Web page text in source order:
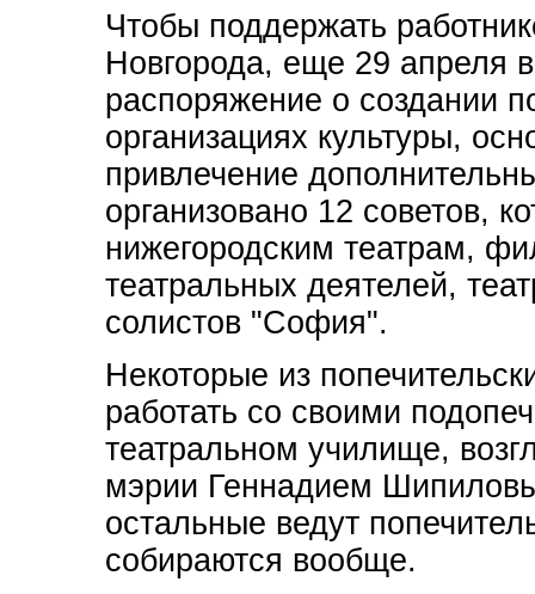
Чтобы поддержать
Новгорода, еще 29 апреля
распоряжение о создании
организациях культуры,
привлечение
организовано 12 советов,
нижегородским театрам,
театральных деятелей,
солистов "София".
Некоторые из
работать со своими
театральном училище,
мэрии Геннадием
остальные ведут
собираются вообще.